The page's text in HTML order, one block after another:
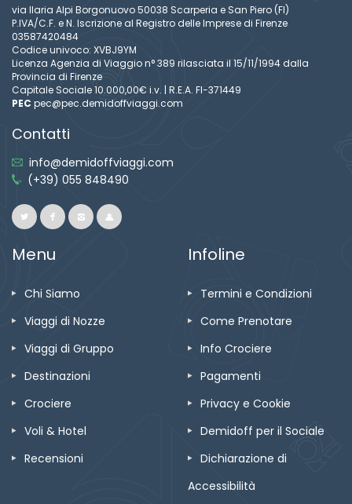
via Ilaria Alpi Borgonuovo 50038 Scarperia e San Piero (FI)
P.IVA/C.F. e N. Iscrizione al Registro delle Imprese di Firenze
03587420484
Codice univoco: XVBJ9YM
Licenza Agenzia di Viaggio n° 389 rilasciata il 15/11/1994 dalla
Provincia di Firenze
Capitale Sociale 10.000,00€ i.v. | R.E.A. FI-371449
PEC pec@pec.demidoffviaggi.com
Contatti
info@demidoffviaggi.com
(+39) 055 848490
Menu
Chi Siamo
Viaggi di Nozze
Viaggi di Gruppo
Destinazioni
Crociere
Voli & Hotel
Recensioni
Infoline
Termini e Condizioni
Come Prenotare
Info Crociere
Pagamenti
Privacy e Cookie
Demidoff per il Sociale
Dichiarazione di
Accessibilità